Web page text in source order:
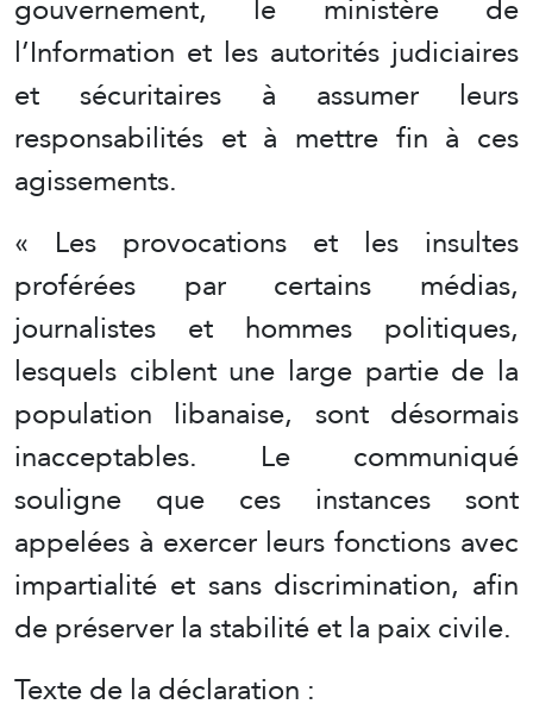
l’Information et les autorités judiciaires
et sécuritaires à assumer leurs
responsabilités et à mettre fin à ces
agissements.
« Les provocations et les insultes
proférées par certains médias,
journalistes et hommes politiques,
lesquels ciblent une large partie de la
population libanaise, sont désormais
inacceptables. Le communiqué
souligne que ces instances sont
appelées à exercer leurs fonctions avec
impartialité et sans discrimination, afin
de préserver la stabilité et la paix civile.
Texte de la déclaration :